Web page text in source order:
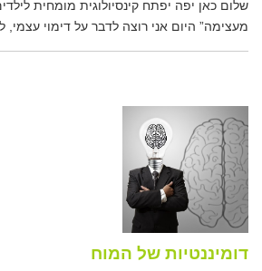
שלום כאן יפה יפתח קינסיולוגית מומחית
מעצימה” היום אני רוצה לדבר על דימוי עצמי,
דומיננטיות של המוח